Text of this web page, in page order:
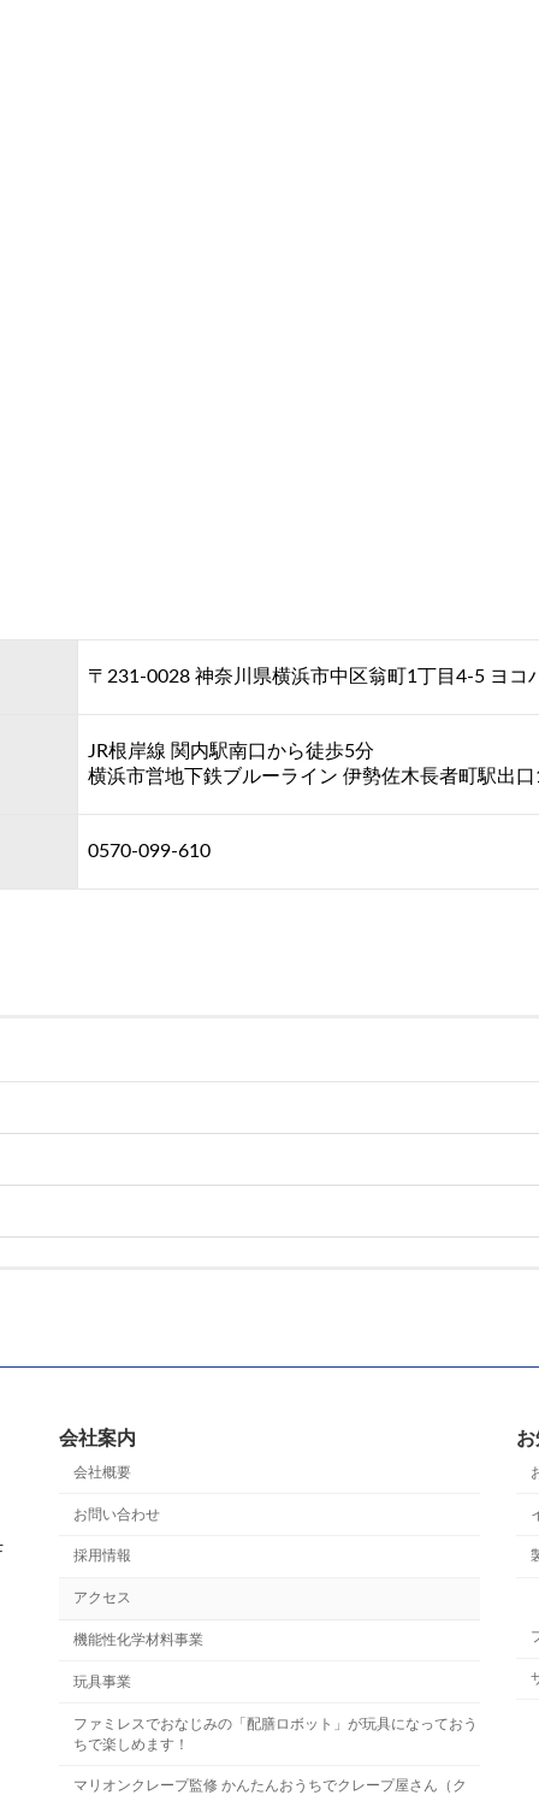
〒231-0028 神奈川県横浜市中区翁町1丁目4-5 ヨコ
JR根岸線 関内駅南口から徒歩5分
横浜市営地下鉄ブルーライン 伊勢佐木長者町駅出
0570-099-610
会社案内
会社概要
お問い合わせ
採用情報
アクセス
機能性化学材料事業
玩具事業
ファミレスでおなじみの「配膳ロボット」が玩具になっておう
ちで楽しめます！
マリオンクレープ監修 かんたんおうちでクレープ屋さん（ク